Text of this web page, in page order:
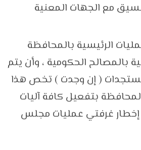
مع الجهات المعنية
الرئيسية بالمحافظة
بالمصالح الحكومية ، وأن يتم
مستجدات ( إن وجدت ) تخص هذا
بتفعيل كافة آليات
إخطار غرفتي عمليات مجلس